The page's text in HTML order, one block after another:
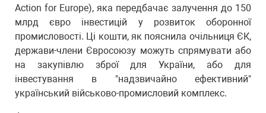
Action for Europe), яка передбачає залучення до 150
млрд євро інвестицій у розвиток оборонної
промисловості. Ці кошти, як пояснила очільниця ЄК,
держави-члени Євросоюзу можуть спрямувати або
на закупівлю зброї для України, або для
інвестування в "надзвичайно ефективний"
український військово-промисловий комплекс.